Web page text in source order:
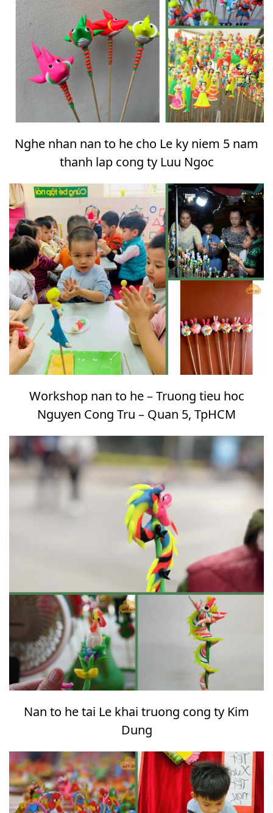
Nghe nhan nan to he cho Le ky niem 5 nam
thanh lap cong ty Luu Ngoc
Workshop nan to he – Truong tieu hoc
Nguyen Cong Tru – Quan 5, TpHCM
Nan to he tai Le khai truong cong ty Kim
Dung